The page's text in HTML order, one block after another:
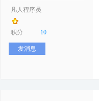
凡人程序员
积分 10
发消息